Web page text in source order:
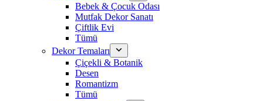
Bebek & Çocuk Odası
Mutfak Dekor Sanatı
Çiftlik Evi
Tümü
Dekor Temaları
Çiçekli & Botanik
Desen
Romantizm
Tümü